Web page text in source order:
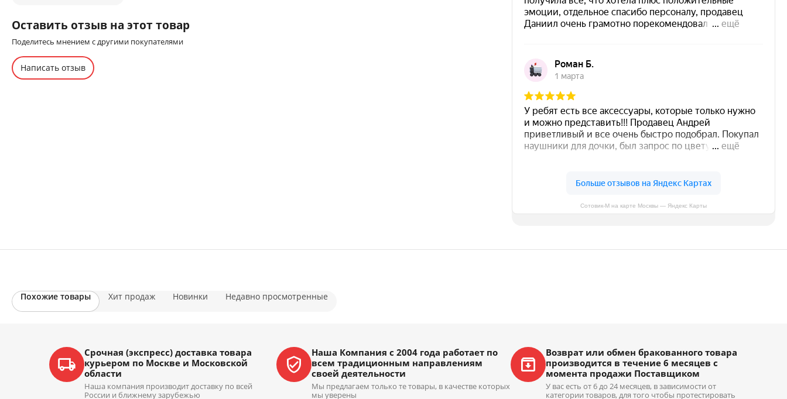
Сотовик-М на карте Москвы — Яндекс Карты
Оставить отзыв на этот товар
Поделитесь мнением с другими покупателями
Написать отзыв
Похожие товары Хит продаж Новинки Недавно просмотренные
Срочная (экспресс) доставка товара
курьером по Москве и Московской
области
Наша компания производит доставку по всей
России и ближнему зарубежью
Наша Компания с 2004 года работает по
всем традиционным направлениям
своей деятельности
Мы предлагаем только те товары, в качестве которых
мы уверены
Возврат или обмен бракованного товара
производится в течение 6 месяцев с
момента продажи Поставщиком
У вас есть от 6 до 24 месяцев, в зависимости от
категории товаров, для того чтобы протестировать